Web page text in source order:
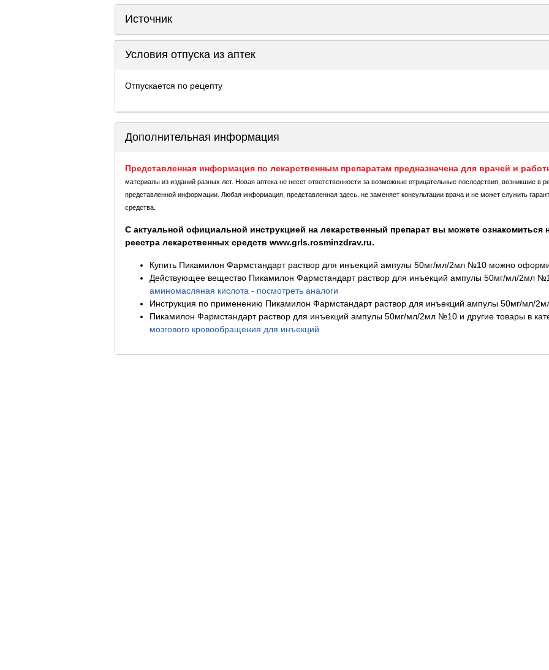
Источник
Условия отпуска из аптек
Отпускается по рецепту
Дополнительная информация
Представленная информация по лекарственным препаратам предназначена для врачей и
материалы из изданий разных лет. Новая аптека не несет ответственности за возможные отрицательные последствия, возникшие в
представленной информации. Любая информация, представленная здесь, не заменяет консультации врача и не может служить
средства.
С актуальной официальной инструкцией на лекарственный препарат вы можете ознакомиться
реестра лекарственных средств www.grls.rosminzdrav.ru.
Купить Пикамилон Фармстандарт раствор для инъекций ампулы 50мг/мл/2мл №10 можно
Действующее вещество Пикамилон Фармстандарт раствор для инъекций ампулы 50мг/мл/2мл
аминомасляная кислота - посмотреть аналоги
Инструкция по применению Пикамилон Фармстандарт раствор для инъекций ампулы 50мг/мл/
Пикамилон Фармстандарт раствор для инъекций ампулы 50мг/мл/2мл №10 и другие товары в
мозгового кровообращения для инъекций